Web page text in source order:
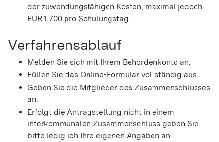
der zuwendungsfähigen Kosten, maximal jedoch
EUR 1.700 pro Schulungstag.
Verfahrensablauf
Melden Sie sich mit Ihrem Behördenkonto an.
Füllen Sie das Online-Formular vollständig aus.
Geben Sie die Mitglieder des Zusammenschlusses
an.
Erfolgt die Antragstellung nicht in einem
interkommunalen Zusammenschluss geben Sie
bitte lediglich Ihre eigenen Angaben an.